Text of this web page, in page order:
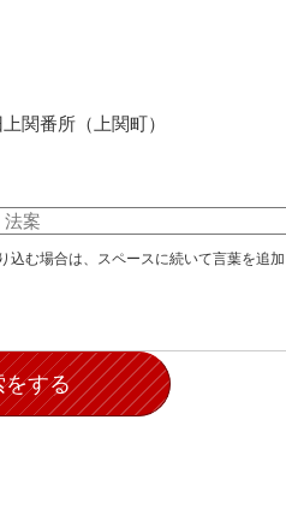
上関番所（上関町）
込む場合は、スペースに続いて言葉を追